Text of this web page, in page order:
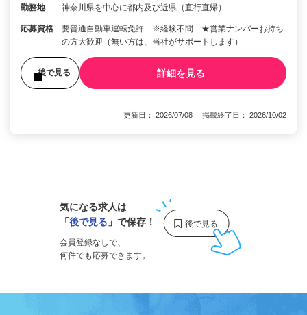
勤務地 神奈川県を中心に都内及び近県（直行直帰）
応募資格
要普通自動車運転免許 ※経験不問 ★営業ナンバーお持ち
の方大歓迎（無い方は、当社がサポートします）
後で見る 詳細を見る
更新日： 2026/07/08 掲載終了日： 2026/10/02
気になる求人は
「後で見る 」で保存！
会員登録なしで、
何件でも応募できます。